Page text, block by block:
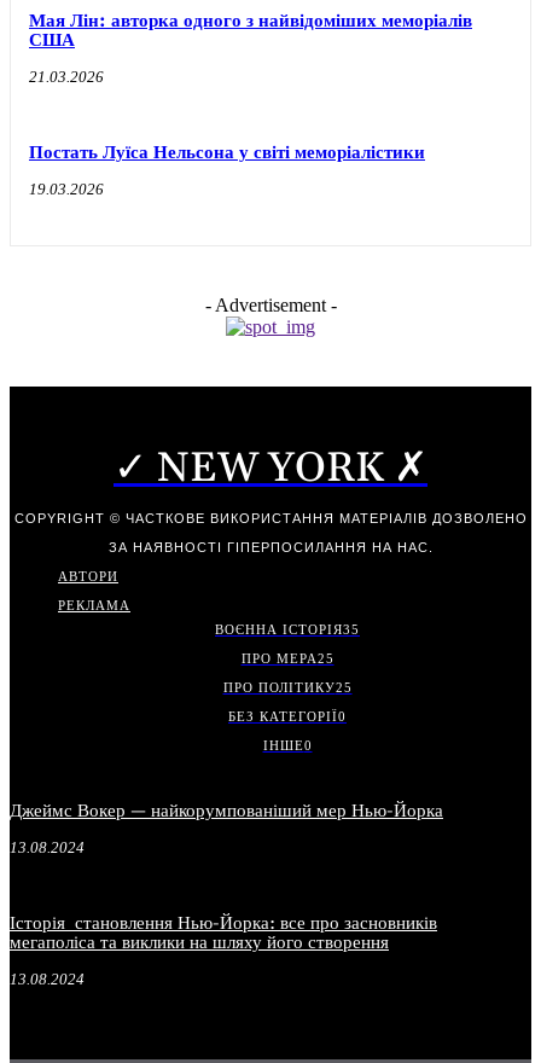
Мая Лін: авторка одного з найвідоміших меморіалів
США
21.03.2026
Постать Луїса Нельсона у світі меморіалістики
19.03.2026
- Advertisement -
✓ NEW YORK ✗
COPYRIGHT © ЧАСТКОВЕ ВИКОРИСТАННЯ МАТЕРІАЛІВ ДОЗВОЛЕНО
ЗА НАЯВНОСТІ ГІПЕРПОСИЛАННЯ НА НАС.
АВТОРИ
РЕКЛАМА
ВОЄННА ІСТОРІЯ35
ПРО МЕРА25
ПРО ПОЛІТИКУ25
БЕЗ КАТЕГОРІЇ0
ІНШЕ0
Джеймс Вокер — найкорумпованіший мер Нью-Йорка
13.08.2024
Історія становлення Нью-Йорка: все про засновників
мегаполіса та виклики на шляху його створення
13.08.2024